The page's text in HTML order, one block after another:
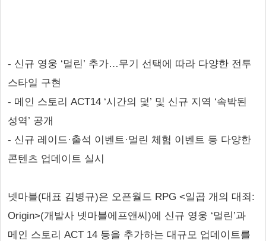
- 신규 영웅 ‘멀린’ 추가…무기 선택에 따라 다양한 전투
스타일 구현
- 메인 스토리 ACT14 ‘시간의 덫’ 및 신규 지역 ‘속박된
성역’ 공개
- 신규 레이드·출석 이벤트·멀린 체험 이벤트 등 다양한
콘텐츠 업데이트 실시
넷마블(대표 김병규)은 오픈월드 RPG <일곱 개의 대죄:
Origin>(개발사 넷마블에프앤씨)에 신규 영웅 ‘멀린’과
메인 스토리 ACT 14 등을 추가하는 대규모 업데이트를